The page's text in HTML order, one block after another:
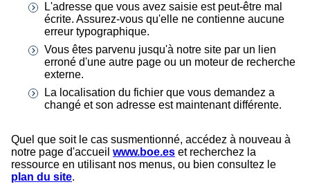
L'adresse que vous avez saisie est peut-être mal
écrite. Assurez-vous qu'elle ne contienne aucune
erreur typographique.
Vous êtes parvenu jusqu'à notre site par un lien
erroné d'une autre page ou un moteur de recherche
externe.
La localisation du fichier que vous demandez a
changé et son adresse est maintenant différente.
Quel que soit le cas susmentionné, accédez à nouveau à
notre page d'accueil www.boe.es et recherchez la
ressource en utilisant nos menus, ou bien consultez le
plan du site.